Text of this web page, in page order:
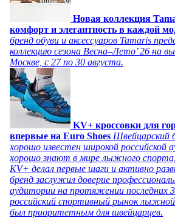
Новая коллекция
комфорт и элегантность в каждой
бренд обуви и аксессуаров Tamaris
коллекцию сезона Весна–Лето’ 26 на
Москве, с 27 по 30 августа.
KV+ кроссовки для
впервые на Euro Shoes Швейцарский
хорошо известен широкой российской
хорошо знают в мире лыжного
KV+ делал первые шаги и активно
бренд заслужил доверие
аудитории на протяжении
российский спортивный рынок лыжной
был приоритетным для швейцарцев.